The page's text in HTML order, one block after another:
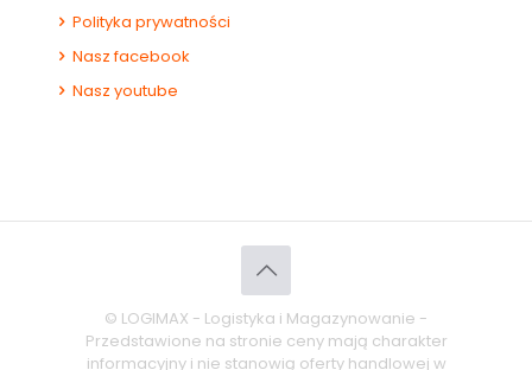
Polityka prywatności
Nasz facebook
Nasz youtube
© LOGIMAX - Logistyka i Magazynowanie -
Przedstawione na stronie ceny mają charakter
informacyjny i nie stanowią oferty handlowej w